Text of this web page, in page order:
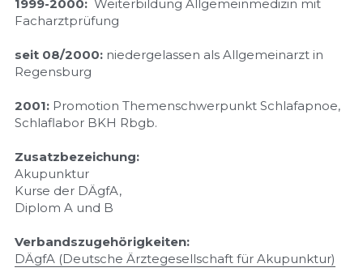
1999-2000: Weiterbildung Allgemeinmedizin mit
Facharztprüfung
seit 08/2000: niedergelassen als Allgemeinarzt in
Regensburg
2001: Promotion Themenschwerpunkt Schlafapnoe,
Schlaflabor BKH Rbgb.
Zusatzbezeichung:
Akupunktur
Kurse der DÄgfA,
Diplom A und B
Verbandszugehörigkeiten:
DÄgfA (Deutsche Ärztegesellschaft für Akupunktur)